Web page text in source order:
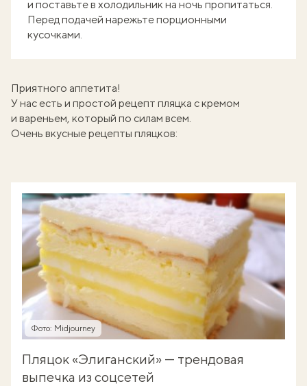
и поставьте в холодильник на ночь пропитаться.
Перед подачей нарежьте порционными
кусочками.
Приятного аппетита!
У нас есть и простой рецепт пляцка с кремом
и вареньем, который по силам всем.
Очень вкусные рецепты пляцков:
Фото: Midjourney
Пляцок «Элиганский» — трендовая
выпечка из соцсетей